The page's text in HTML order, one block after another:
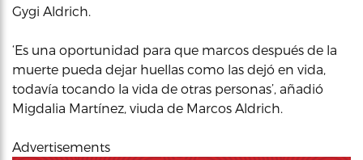
Gygi Aldrich.
‘Es una oportunidad para que marcos después de la
muerte pueda dejar huellas como las dejó en vida,
todavía tocando la vida de otras personas’, añadió
Migdalia Martínez, viuda de Marcos Aldrich.
Advertisements